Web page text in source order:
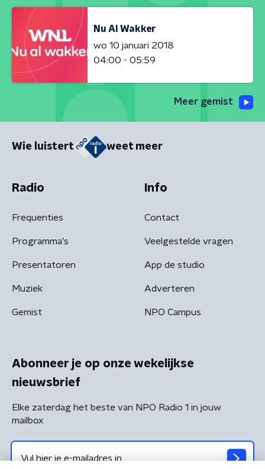
Nu Al Wakker
wo 10 januari 2018
04:00 - 05:59
Meer gemist
Wie luistert weet meer
Radio
Frequenties
Programma's
Presentatoren
Muziek
Gemist
Info
Contact
Veelgestelde vragen
App de studio
Adverteren
NPO Campus
Abonneer je op onze wekelijkse
nieuwsbrief
Elke zaterdag het beste van NPO Radio 1 in jouw
mailbox